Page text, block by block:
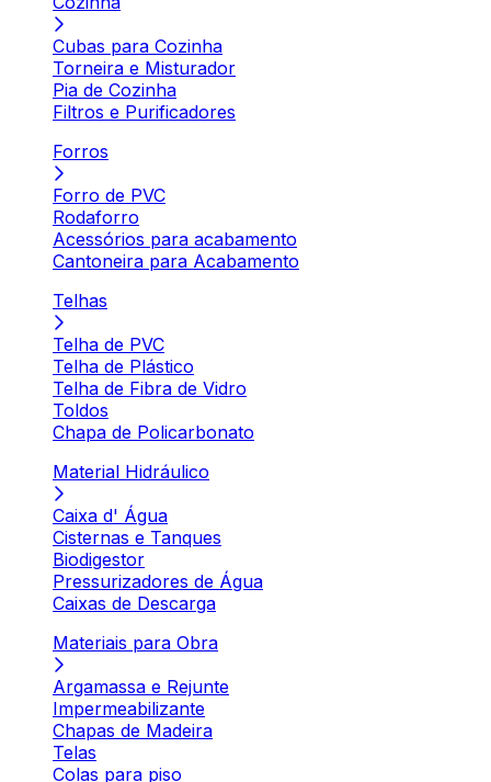
Cubas para Cozinha
Torneira e Misturador
Pia de Cozinha
Filtros e Purificadores
Forros
Forro de PVC
Rodaforro
Acessórios para acabamento
Cantoneira para Acabamento
Telhas
Telha de PVC
Telha de Plástico
Telha de Fibra de Vidro
Toldos
Chapa de Policarbonato
Material Hidráulico
Caixa d' Água
Cisternas e Tanques
Biodigestor
Pressurizadores de Água
Caixas de Descarga
Materiais para Obra
Argamassa e Rejunte
Impermeabilizante
Chapas de Madeira
Telas
Colas para piso